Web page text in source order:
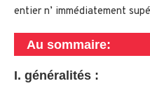
entier n’ immédiatement
Au sommaire:
I. généralités :